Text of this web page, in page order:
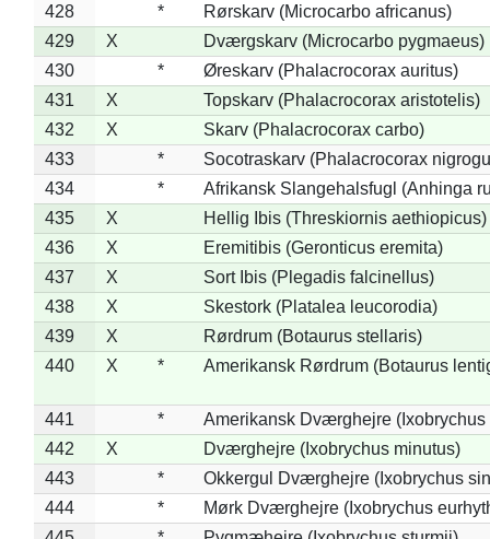
428 *
Rørskarv (Microcarbo africanus)
429
X
Dværgskarv (Microcarbo pygmaeus)
430
*
Øreskarv (Phalacrocorax auritus)
431
X
Topskarv (Phalacrocorax aristotelis)
432
X
Skarv (Phalacrocorax carbo)
433
*
Socotraskarv (Phalacrocorax
434
*
Afrikansk Slangehalsfugl (Anhinga
435
X
Hellig Ibis (Threskiornis aethiopicus)
436
X
Eremitibis (Geronticus eremita)
437
X
Sort Ibis (Plegadis falcinellus)
438
X
Skestork (Platalea leucorodia)
439
X
Rørdrum (Botaurus stellaris)
440
X * Amerikansk Rørdrum (Botaurus
441 *
Amerikansk Dværghejre (Ixobrychus
442
X
Dværghejre (Ixobrychus minutus)
443
*
Okkergul Dværghejre (Ixobrychus
444
*
Mørk Dværghejre (Ixobrychus